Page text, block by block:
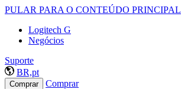
PULAR PARA O CONTEÚDO PRINCIPAL
Logitech G
Negócios
Suporte
BR,pt
Comprar Comprar